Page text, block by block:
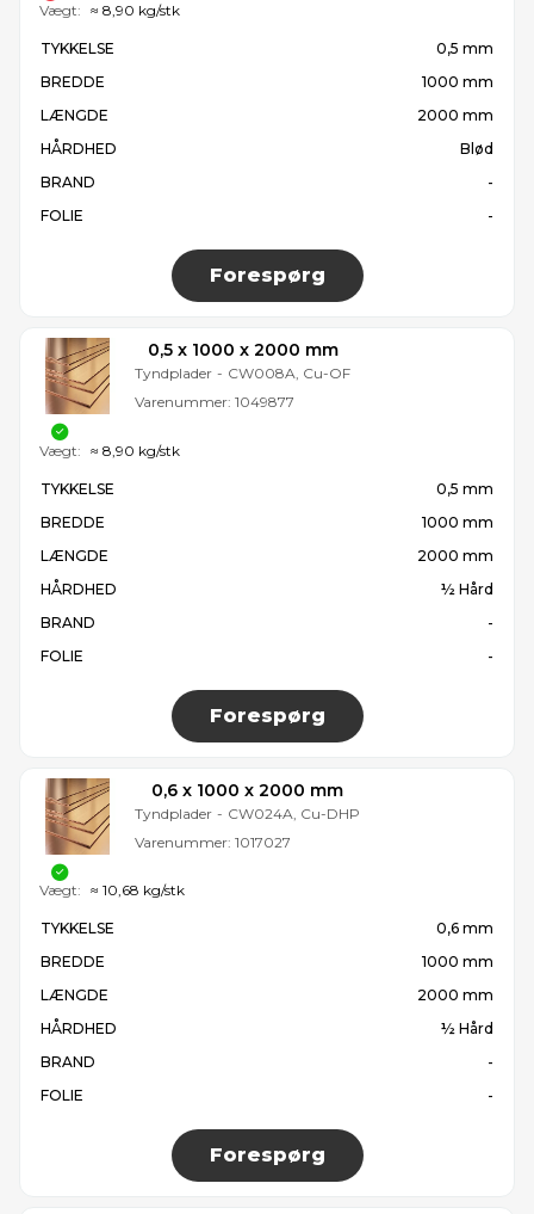
TYKKELSE
0,5 mm
BREDDE
1000 mm
LÆNGDE
2000 mm
HÅRDHED
Blød
BRAND
-
FOLIE
-
Forespørg
Vægt: ≈ 8,90 kg/stk
0,5 x 1000 x 2000 mm
Tyndplader - CW008A, Cu-OF
Varenummer: 1049877
TYKKELSE
0,5 mm
BREDDE
1000 mm
LÆNGDE
2000 mm
HÅRDHED
½ Hård
BRAND
-
FOLIE
-
Forespørg
Vægt: ≈ 8,90 kg/stk
0,6 x 1000 x 2000 mm
Tyndplader - CW024A, Cu-DHP
Varenummer: 1017027
TYKKELSE
0,6 mm
BREDDE
1000 mm
LÆNGDE
2000 mm
HÅRDHED
½ Hård
BRAND
-
FOLIE
-
Forespørg
Vægt: ≈ 10,68 kg/stk